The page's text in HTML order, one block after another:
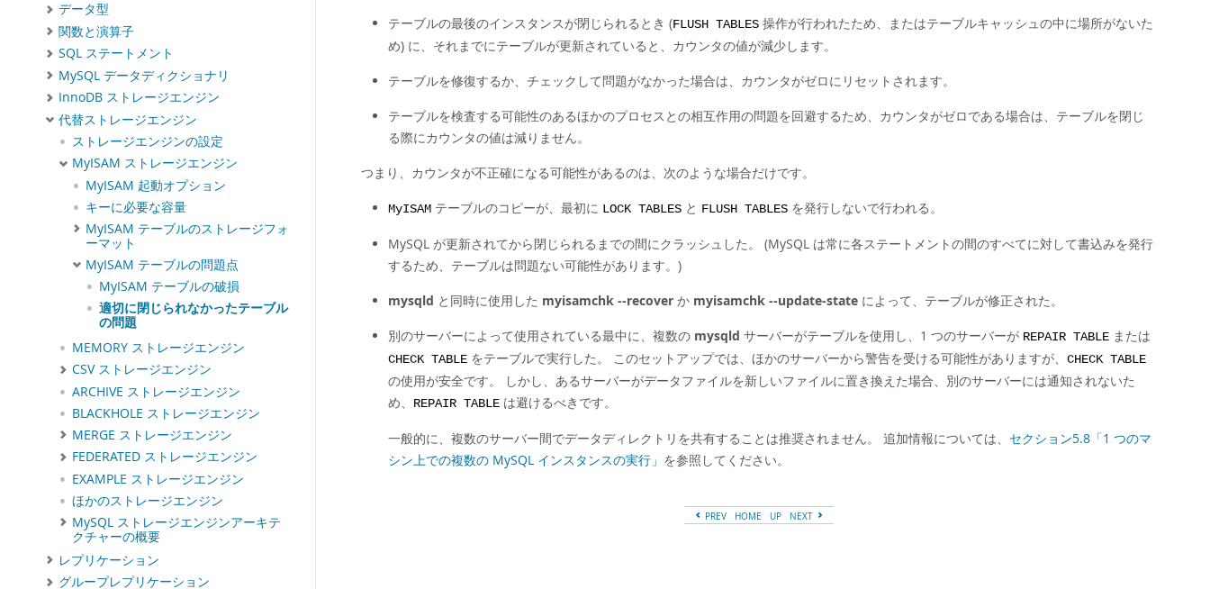
データ型
関数と演算子
SQL ステートメント
MySQL データディクショナリ
InnoDB ストレージエンジン
代替ストレージエンジン
ストレージエンジンの設定
MyISAM ストレージエンジン
MyISAM 起動オプション
キーに必要な容量
MyISAM テーブルのストレージフォ
ーマット
MyISAM テーブルの問題点
MyISAM テーブルの破損
適切に閉じられなかったテーブル
の問題
MEMORY ストレージエンジン
CSV ストレージエンジン
ARCHIVE ストレージエンジン
BLACKHOLE ストレージエンジン
MERGE ストレージエンジン
FEDERATED ストレージエンジン
EXAMPLE ストレージエンジン
ほかのストレージエンジン
MySQL ストレージエンジンアーキテ
クチャーの概要
レプリケーション
グループレプリケーション
テーブルの最後のインスタンスが閉じられるとき (FLUSH TABLES 操作が行われたため、またはテーブルキャッシュの中に場所がないた
め) に、それまでにテーブルが更新されていると、カウンタの値が減少します。
テーブルを修復するか、チェックして問題がなかった場合は、カウンタがゼロにリセットされます。
テーブルを検査する可能性のあるほかのプロセスとの相互作用の問題を回避するため、カウンタがゼロである場合は、テーブルを閉じ
る際にカウンタの値は減りません。
つまり、カウンタが不正確になる可能性があるのは、次のような場合だけです。
MyISAM テーブルのコピーが、最初に LOCK TABLES と FLUSH TABLES を発行しないで行われる。
MySQL が更新されてから閉じられるまでの間にクラッシュした。 (MySQL は常に各ステートメントの間のすべてに対して書込みを発行
するため、テーブルは問題ない可能性があります。)
mysqld と同時に使用した myisamchk --recover か myisamchk --update-state によって、テーブルが修正された。
別のサーバーによって使用されている最中に、複数の mysqld サーバーがテーブルを使用し、1 つのサーバーが REPAIR TABLE または
CHECK TABLE をテーブルで実行した。 このセットアップでは、ほかのサーバーから警告を受ける可能性がありますが、 CHECK TABLE
の使用が安全です。 しかし、あるサーバーがデータファイルを新しいファイルに置き換えた場合、別のサーバーには通知されないた
め、
REPAIR TABLE は避けるべきです。
一般的に、複数のサーバー間でデータディレクトリを共有することは推奨されません。 追加情報については、 セクション5.8「1 つのマ
シン上での複数の MySQL インスタンスの実行」 を参照してください。
PREV HOME UP NEXT